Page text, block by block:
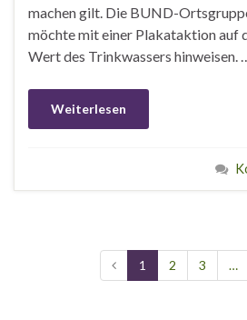
machen gilt. Die BUND-
möchte mit einer Plakataktion auf
Wert des Trinkwassers hinweisen. …
Weiterlesen
1 2 3 …